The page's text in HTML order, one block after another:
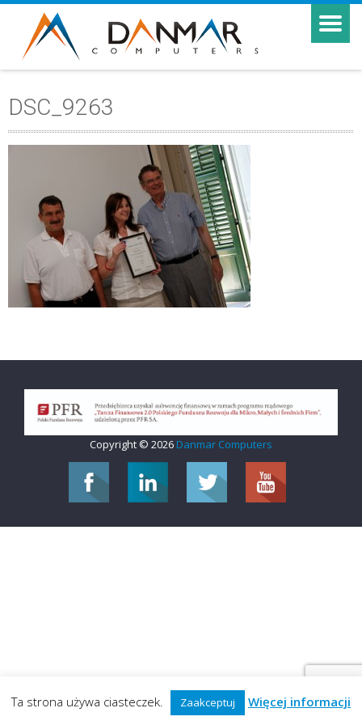
DSC_9263
Copyright © 2026 Danmar Computers
Ta strona używa ciasteczek. Zaakceptuj Więcej informacji